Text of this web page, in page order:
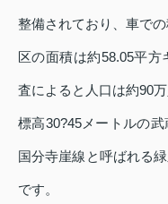
整備されており、車で
区の面積は約58.05平
査によると人口は約90万
標高30?45メートルの
国分寺崖線と呼ばれる
です。